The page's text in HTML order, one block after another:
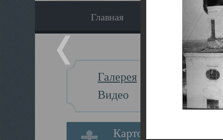
Главная Экскурсия
Галерея
Видео
Картотека